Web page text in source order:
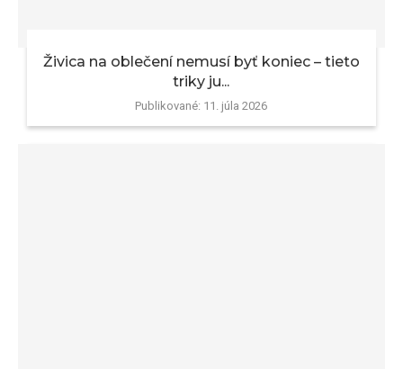
Živica na oblečení nemusí byť koniec – tieto
triky ju...
Publikované: 11. júla 2026